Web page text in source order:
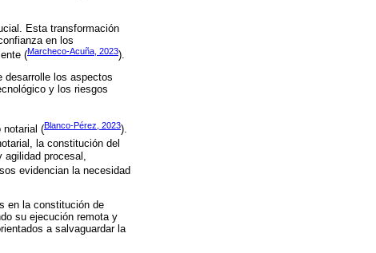
Esta transformación
en los
(Marcheco-Acuña, 2023).
desarrolle los aspectos
y los riesgos
notarial (Blanco-Pérez, 2023).
la constitución del
procesal,
evidencian la necesidad
en la constitución de
su ejecución remota y
a salvaguardar la